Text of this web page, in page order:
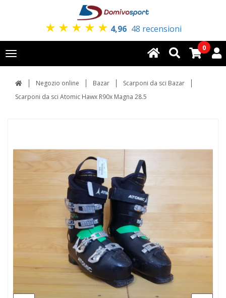
★ ★ ★ ★ ★ 4,96 48 recensioni
Toggle
navigation
0
Negozio online Bazar
Scarponi da sci Bazar
Scarponi da sci Atomic Hawx R90x Magna 28.5